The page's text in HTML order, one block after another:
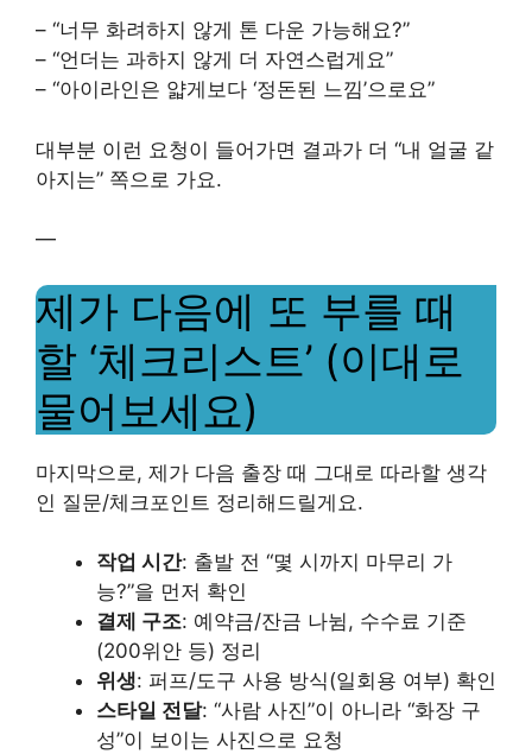
– “너무 화려하지 않게 톤 다운 가능해요?”
– “언더는 과하지 않게 더 자연스럽게요”
– “아이라인은 얇게보다 ‘정돈된 느낌’으로요”
대부분 이런 요청이 들어가면 결과가 더 “내 얼굴 같
아지는” 쪽으로 가요.
—
제가 다음에 또 부를 때
할 ‘체크리스트’ (이대로
물어보세요)
마지막으로, 제가 다음 출장 때 그대로 따라할 생각
인 질문/체크포인트 정리해드릴게요.
작업 시간: 출발 전 “몇 시까지 마무리 가
능?”을 먼저 확인
결제 구조: 예약금/잔금 나뉨, 수수료 기준
(200위안 등) 정리
위생: 퍼프/도구 사용 방식(일회용 여부) 확인
스타일 전달: “사람 사진”이 아니라 “화장 구
성”이 보이는 사진으로 요청